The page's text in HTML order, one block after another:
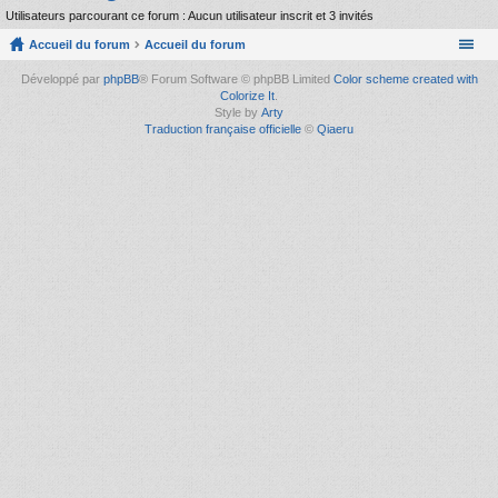
Utilisateurs parcourant ce forum : Aucun utilisateur inscrit et 3 invités
Accueil du forum Accueil du forum
Développé par phpBB® Forum Software © phpBB Limited Color scheme created with
Colorize It.
Style by Arty
Traduction française officielle © Qiaeru